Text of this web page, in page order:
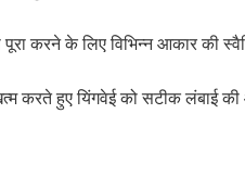
करने के लिए विभिन्न आकार की
करते हुए यिंगवेई को सटीक लंबाई